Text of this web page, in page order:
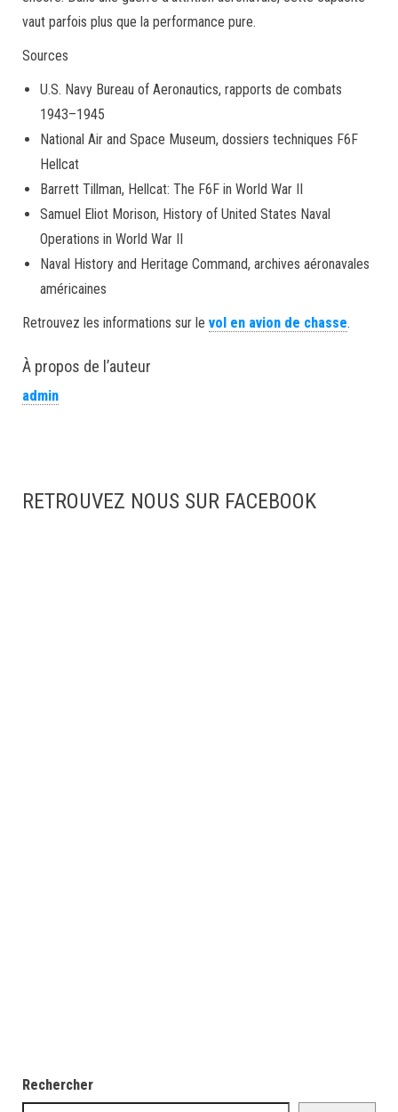
vaut parfois plus que la performance pure.
Sources
U.S. Navy Bureau of Aeronautics, rapports de combats
1943–1945
National Air and Space Museum, dossiers techniques F6F
Hellcat
Barrett Tillman, Hellcat: The F6F in World War II
Samuel Eliot Morison, History of United States Naval
Operations in World War II
Naval History and Heritage Command, archives aéronavales
américaines
Retrouvez les informations sur le vol en avion de chasse.
À propos de l’auteur
admin
RETROUVEZ NOUS SUR FACEBOOK
Rechercher